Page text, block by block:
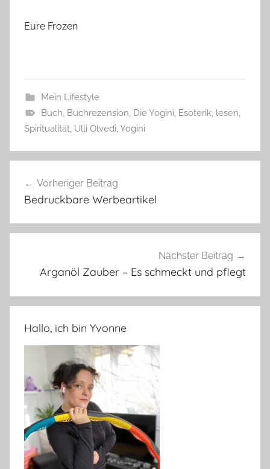
Eure Frozen
Mein Lifestyle
Buch, Buchrezension, Die Yogini, Esoterik, lesen,
Spiritualität, Ulli Olvedi,Yogini
Vorheriger Beitrag
Bedruckbare Werbeartikel
Nächster Beitrag
Arganöl Zauber – Es schmeckt und pflegt
Hallo, ich bin Yvonne